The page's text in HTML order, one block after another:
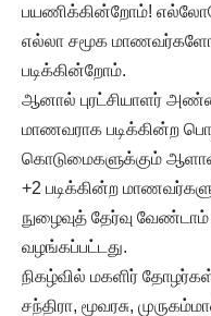
பயணிக்கின்றோம்!
எல்லா சமூக
படிக்கின்றோம்.
ஆனால் புரட்சியாளர்
மாணவராக படிக்கின்ற
கொடுமைகளுக்கும்
+2 படிக்கின்ற
நுழைவுத் தேர்வு
வழங்கப்பட்டது.
நிகழ்வில் மகளிர்
சந்திரா, மூவரசு,